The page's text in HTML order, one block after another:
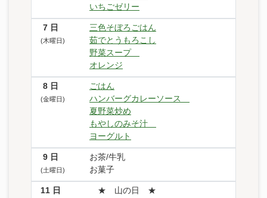
いちごゼリー
7 日
(木曜日)
三色そぼろごはん
茹でとうもろこし
野菜スープ
オレンジ
8 日
(金曜日)
ごはん
ハンバーグカレーソース
夏野菜炒め
もやしのみそ汁
ヨーグルト
9 日
(土曜日)
お茶/牛乳
お菓子
11 日 ★ 山の日 ★